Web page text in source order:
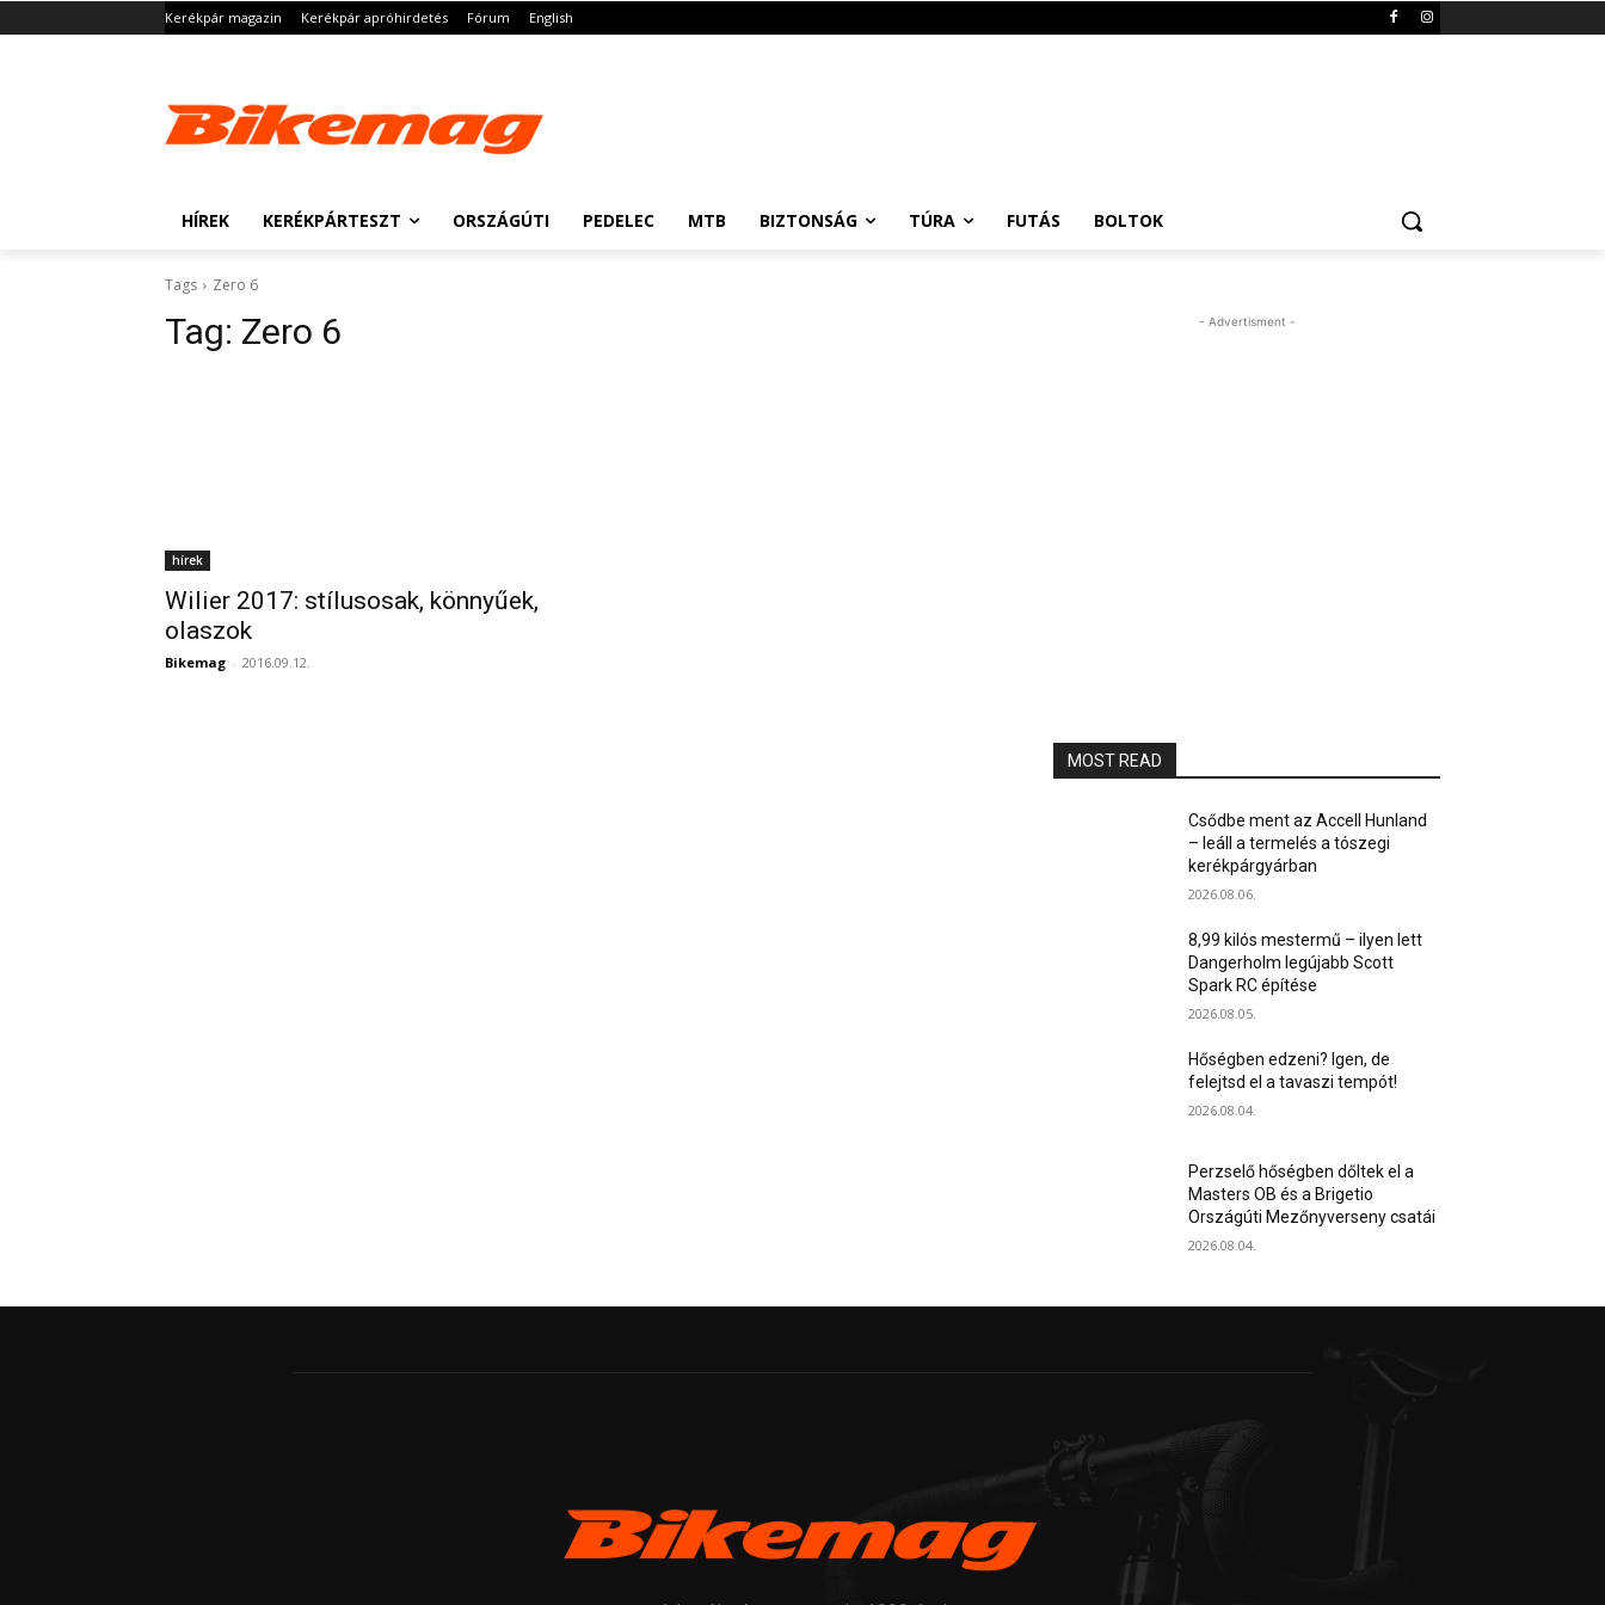
Kerékpár magazin Kerékpár apróhirdetés Fórum English
HÍREK KERÉKPÁRTESZT ORSZÁGÚTI PEDELEC MTB BIZTONSÁG TÚRA FUTÁS BOLTOK
Tags Zero 6
Tag: Zero 6
hírek
Wilier 2017: stílusosak, könnyűek,
olaszok
Bikemag - 2016.09.12.
- Advertisment -
MOST READ
Csődbe ment az Accell Hunland
– leáll a termelés a tószegi
kerékpárgyárban
2026.08.06.
8,99 kilós mestermű – ilyen lett
Dangerholm legújabb Scott
Spark RC építése
2026.08.05.
Hőségben edzeni? Igen, de
felejtsd el a tavaszi tempót!
2026.08.04.
Perzselő hőségben dőltek el a
Masters OB és a Brigetio
Országúti Mezőnyverseny csatái
2026.08.04.